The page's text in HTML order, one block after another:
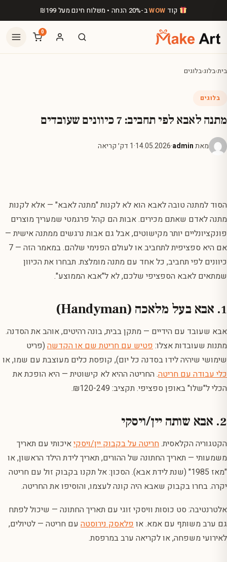
דלג לתוכן הראשי קוד WOWב-20% הנחה • משלוח חינם מעל ₪199
0
בית›בלוג›בלוגים
בלוגים
מתנה לאבא לפי תחביב: 7 כיוונים שעובדים
מאתadmin
·
14.05.2026
·1 דק׳ קריאה
הסוד למתנה טובה לאבא הוא לא לקנות "מתנה לאבא" — אלא לקנות
מתנה לאדם שאתם מכירים. אבות הם קהל פרגמטי שמעריך מוצרים
פונקציונליים יותר מקישוטים, אבל גם אבות נרגשים ממתנה אישית —
אם היא ספציפית לתחביב או לעולם הפנימי שלהם. במאמר הזה — 7
כיוונים לפי תחביב, כל אחד עם מתנה מומלצת. תבחרו את הכיוון
שמתאים לאבא הספציפי שלכם, לא ל"אבא הממוצע".
1. אבא בעל מלאכה (Handyman)
אבא שעובד עם הידיים — מתקן בבית, בונה רהיטים, אוהב את הסדנה.
מתנות שעובדות אצלו:פטיש עם חריטת שם או הקדשה (פריט
שימושי שיהיה לידו בסדנה כל יום), קופסת כלים מעוצבת עם שמו, או
כלי עבודה עם חריטה. החריטה ההיא לא קישוטית — היא הופכת את
הכלי ל"שלו" באופן ספציפי. תקציב: ₪120-249.
2. אבא שותה יין/ויסקי
הקטגוריה הקלאסית.חריטה על בקבוק יין/ויסקיאיכותי עם תאריך
משמעותי — תאריך החתונה של ההורים, תאריך לידת הילד הראשון, או
"מאז 1985" (שנת לידת אבא). הסכון: אל תקנו בקבוק זול עם חריטה
יקרה. בחרו בקבוק שאבא היה קונה לעצמו, והוסיפו את החריטה.
אלטרנטיבה: סט כוסות וויסקי זוגי עם תאריך החתונה — שיכול לפתח
גם ערב משותף עם אמא. אופלאסק נירוסטה עם חריטה — לטיולים,
לאירועי משפחה, או לקריאה ערב במרפסת.